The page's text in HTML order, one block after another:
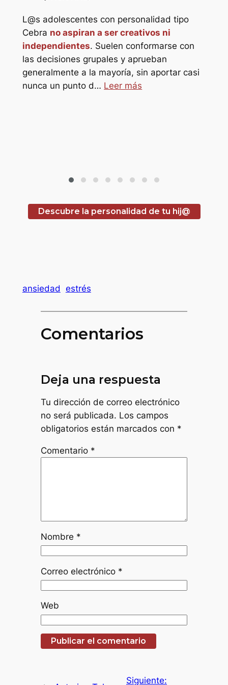
L@s adolescentes con personalidad tipo
Cebra no aspiran a ser creativos ni
independientes. Suelen conformarse con
las decisiones grupales y aprueban
generalmente a la mayoría, sin aportar casi
nunca un punto d… Leer más
Descubre la personalidad de tu hij@
ansiedad estrés
Comentarios
Deja una respuesta
Tu dirección de correo electrónico
no será publicada. Los campos
obligatorios están marcados con *
Comentario *
Nombre *
Correo electrónico *
Web
Siguiente: